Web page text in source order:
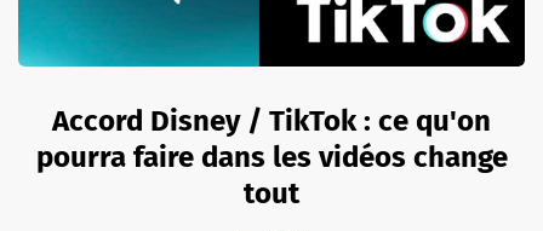
Accord Disney / TikTok : ce qu'on
pourra faire dans les vidéos change
tout